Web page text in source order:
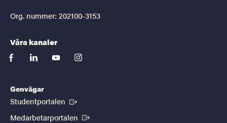
Org. nummer: 202100-3153
Våra kanaler
facebooklinkedinyoutubeinstagram
Genvägar
Studentportalen (Extern länk)
Medarbetarportalen (Extern länk)